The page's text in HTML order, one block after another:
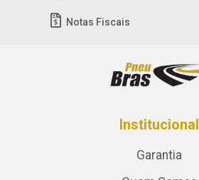
Notas Fiscais
Institucional
Garantia